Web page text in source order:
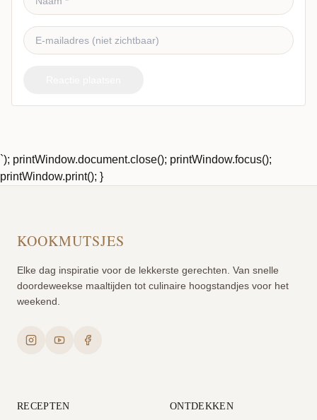
`); printWindow.document.close(); printWindow.focus();
printWindow.print(); }
KOOKMUTSJES
Elke dag inspiratie voor de lekkerste gerechten. Van snelle
doordeweekse maaltijden tot culinaire hoogstandjes voor het
weekend.
RECEPTEN ONTDEKKEN